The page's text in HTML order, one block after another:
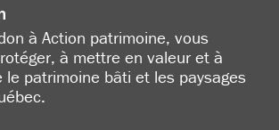
à Action patrimoine, vous
à mettre en valeur et à
le patrimoine bâti et les paysages